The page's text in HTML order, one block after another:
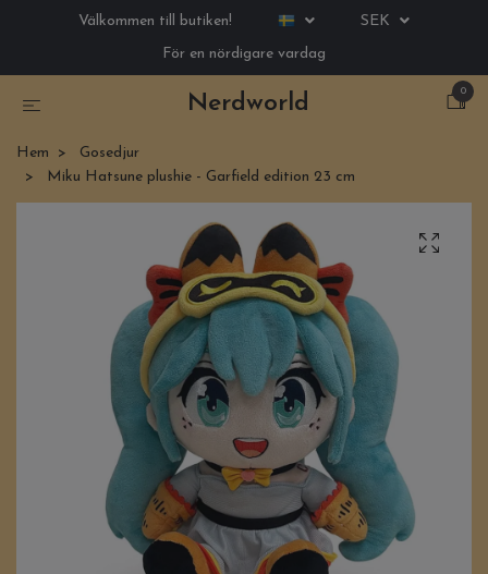
Välkommen till butiken!
SEK
För en nördigare vardag
Nerdworld
0
Hem
Gosedjur
Miku Hatsune plushie - Garfield edition 23 cm